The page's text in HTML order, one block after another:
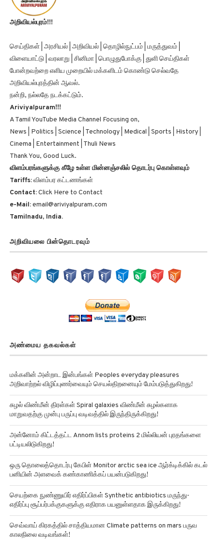
அறிவியல்புரம்!!!
செய்திகள் | அரசியல் | அறிவியல் | தொழில்நுட்பம் | மருத்துவம் |
விளையாட்டு | வரலாறு | சினிமா | பொழுதுபோக்கு | துளி செய்திகள்
போன்றவற்றை எளிய முறையில் மக்களிடம் கொண்டு செல்வதே
அறிவியல்புரத்தின் ஆவல்.
நன்றி, நல்லதே நடக்கட்டும்.
Ariviyalpuram!!!
A Tamil YouTube Media Channel Focusing on,
News | Politics | Science | Technology | Medical | Sports | History |
Cinema | Entertainment | Thuli News
Thank You, Good Luck.
விளம்பரங்களுக்கு கீழே உள்ள மின்னஞ்சலில் தொடர்பு கொள்ளவும்
விளம்பர கட்டணங்கள்
email@ariviyalpuram.com
Tamilnadu, India.
அறிவியலை பின்தொடரவும்
அண்மைய தகவல்கள்
மக்களின் அன்றாட இன்பங்கள் Peoples everyday pleasures
அறிவாற்றல் விழிப்புணர்வையும் செயல்திறனையும் மேம்படுத்துகிறது!
சுழல் விண்மீன் திரள்கள் Spiral galaxies விண்மீன் சுழல்களாக
மாறுவதற்கு முன்பு பருப்பு வடிவத்தில் இருந்திருக்கிறது!
அன்னோம் கிட்டத்தட்ட Annom lists proteins 2 மில்லியன் புரதங்களை
பட்டியலிடுகிறது!
ஒரு தொலைத்தொடர்பு கேபிள் Monitor arctic sea ice ஆர்க்டிக்கில் கடல்
பனியின் அளவைக் கண்காணிக்கப் பயன்படுகிறது!
செயற்கை நுண்ணுயிர் எதிர்ப்பிகள் Synthetic antibiotics மருந்து-
எதிர்ப்பு சூப்பர்பக்குகளுக்கு எதிராக பயனுள்ளதாக இருக்கிறது!
செவ்வாய் கிரகத்தில் சாத்தியமான Climate patterns on mars பருவ
காலநிலை வடிவங்கள்!